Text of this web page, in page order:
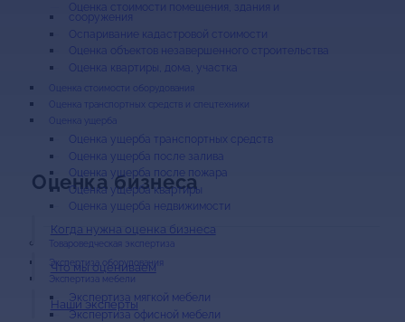
Оценка стоимости помещения, здания и
сооружения
Оспаривание кадастровой стоимости
Оценка объектов незавершенного строительства
Оценка квартиры, дома, участка
Оценка стоимости оборудования
Оценка транспортных средств и спецтехники
Оценка ущерба
Оценка ущерба транспортных средств
Оценка ущерба после залива
Оценка ущерба после пожара
Оценка ущерба квартиры
Оценка ущерба недвижимости
Экспертиза оборудования
Экспертиза мебели
Экспертиза мягкой мебели
Экспертиза офисной мебели
Оценка бизнеса
Когда нужна оценка бизнеса
Что мы оцениваем
Наши эксперты